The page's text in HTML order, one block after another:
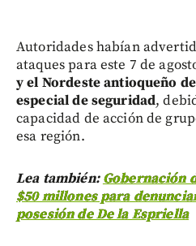
Autoridades habían
ataques para este 7 de
y el Nordeste antioqueño
especial de seguridad,
capacidad de acción de
esa región.
Lea también:Gobernación
$50 millones para
posesión de De la Espriella